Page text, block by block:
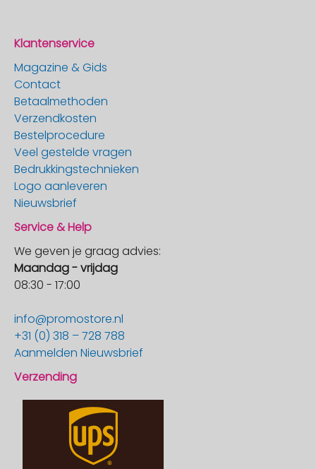
Klantenservice
Magazine & Gids
Contact
Betaalmethoden
Verzendkosten
Bestelprocedure
Veel gestelde vragen
Bedrukkingstechnieken
Logo aanleveren
Nieuwsbrief
Service & Help
We geven je graag advies:
Maandag - vrijdag
08:30 - 17:00
info@promostore.nl
+31 (0) 318 – 728 788
Aanmelden Nieuwsbrief
Verzending